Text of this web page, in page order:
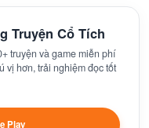
Truyện Cổ Tích
truyện và game miễn phí
hơn, trải nghiệm đọc tốt
Play